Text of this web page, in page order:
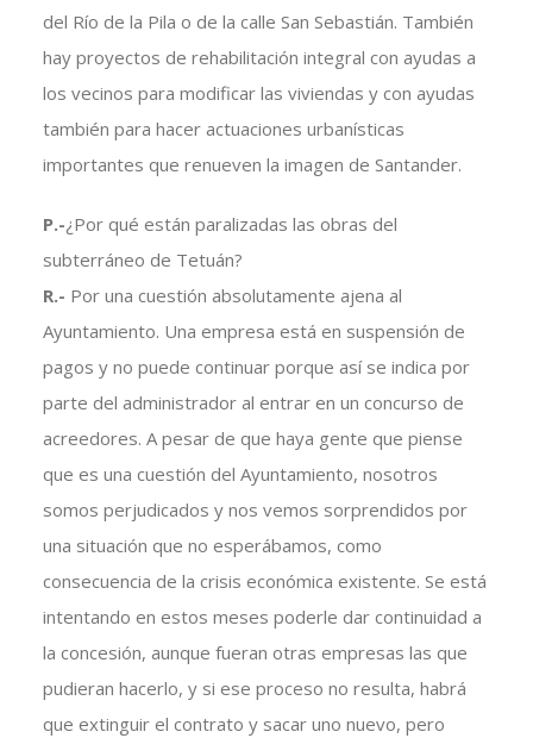
del Río de la Pila o de la calle San Sebastián. También
hay proyectos de rehabilitación integral con ayudas a
los vecinos para modificar las viviendas y con ayudas
también para hacer actuaciones urbanísticas
importantes que renueven la imagen de Santander.
P.-¿Por qué están paralizadas las obras del
subterráneo de Tetuán?
R.- Por una cuestión absolutamente ajena al
Ayuntamiento. Una empresa está en suspensión de
pagos y no puede continuar porque así se indica por
parte del administrador al entrar en un concurso de
acreedores. A pesar de que haya gente que piense
que es una cuestión del Ayuntamiento, nosotros
somos perjudicados y nos vemos sorprendidos por
una situación que no esperábamos, como
consecuencia de la crisis económica existente. Se está
intentando en estos meses poderle dar continuidad a
la concesión, aunque fueran otras empresas las que
pudieran hacerlo, y si ese proceso no resulta, habrá
que extinguir el contrato y sacar uno nuevo, pero